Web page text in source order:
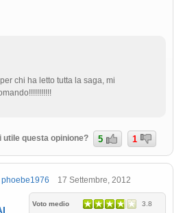
chi ha letto tutta la saga, mi
utile questa opinione? 5 1
phoebe1976 17 Settembre, 2012
Voto medio 3.8